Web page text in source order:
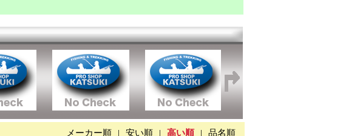
メーカー順 | 安い順 | 高い順 | 品名順